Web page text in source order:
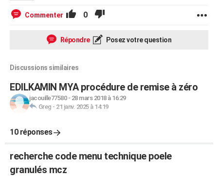
Commenter 0
Répondre Posez votre question
Discussions similaires
EDILKAMIN MYA procédure de remise à zéro
jacouille77580- 28 mars 2018 à 16:29
Greg - 21 janv. 2025 à 14:19
10 réponses
recherche code menu technique poele
granulés mcz